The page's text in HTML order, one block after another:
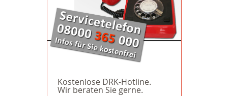
Kostenlose DRK-Hotline.
Wir beraten Sie gerne.